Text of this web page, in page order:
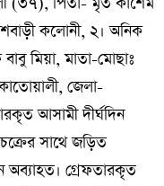
কলোনী, ২। অনিক
মিয়া, মাতা-মোছাঃ
জেলা-
আসামী দীর্ঘদিন
সাথে জড়িত
অব্যাহত। গ্রেফতারকৃত